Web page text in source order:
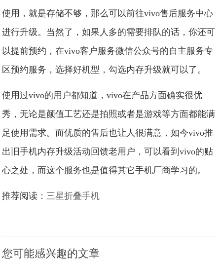
使用，就是存储不够，那么可以前往vivo售后服务中心
进行升级。当然了，如果人多的需要排队的话，你还可
以提前预约，在vivo客户服务微信公众号的自主服务专
区预约服务，选择好机型，勾选内存升级就可以了。
使用过vivo的用户都知道，vivo在产品方面确实很优
秀，无论是颜值工艺还是拍照或者是游戏等方面都能满
足使用需求。而优质的售后也让人很满意，如今vivo推
出旧手机内存升级活动回馈老用户，可以看到vivo的贴
心之处，而这个服务也是值得其它手机厂商学习的。
推荐阅读：三星折叠手机
您可能感兴趣的文章